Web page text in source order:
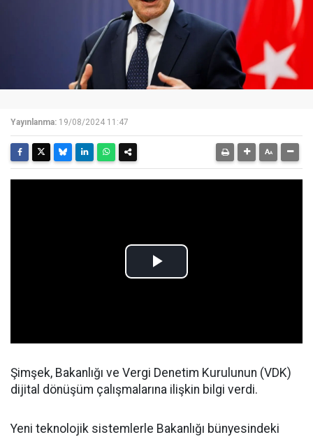
Yayınlanma: 19/08/2024 11:47
Şimşek, Bakanlığı ve Vergi Denetim Kurulunun (VDK)
dijital dönüşüm çalışmalarına ilişkin bilgi verdi.
Yeni teknolojik sistemlerle Bakanlığı bünyesindeki